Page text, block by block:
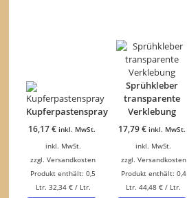
Kupferpastenspray
16,17€ inkl. MwSt.
inkl. MwSt.
zzgl.Versandkosten
Produkt enthält: 0,5
Ltr. 32,34 €/ Ltr.
Sprühkleber
transparente
Verklebung
17,79€ inkl. MwSt.
inkl. MwSt.
zzgl. Versandkosten
Produkt enthält: 0,4
Ltr. 44,48€ / Ltr.